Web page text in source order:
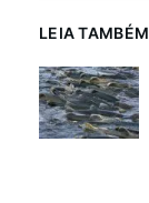
LEIA TAMBÉM